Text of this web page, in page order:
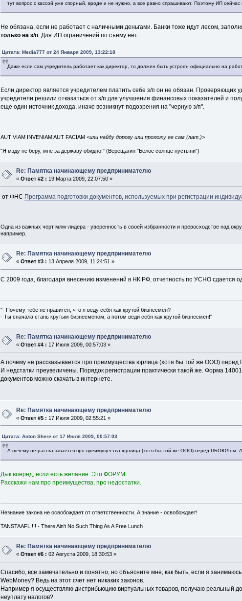
тут вопрос с кассой уже спорный, вроде и не нужно, а все равно спрашивают. Поэтому ИП
Не обязана, если не работает с наличными деньгами. Банки тоже идут лесом,
только на з/п. Для ИП ограничений по съему нет.
Цитата: Media777 от 24 Января 2009, 13:22:18
Даже если сам учредитель работает как директор, то должен быть устроен официально на
Если директор является учредителем платить себе з/п он не обязан. Проверяющих
учредители решили отказаться от з/п для улучшения финансовых показателей и
еще один источник дохода, иначе возникнут подозрения на "черную з/п".
AUT VIAM INVENIAM AUT FACIAM <или найду дорогу или проложу ее сам (лат.)>
"Я мзду не беру, мне за державу обидно." (Верещагин "Белое солнце пустыни")
Re: Памятка начинающему предпринимателю
«Ответ #2 : 19 Марта 2009, 22:07:50 »
от ФНС Программа подготовки документов, используемых при регистрации
Одна из важных черт млм-лидера - уверенность в своей избранности и превосходстве над
например.
Re: Памятка начинающему предпринимателю
«Ответ #3 : 13 Апреля 2009, 11:24:51 »
С 2009 года, благодаря внесению изменений в НК РФ, отчетность по УСНО сдается
"- Почему тебе не нравится, что я веду себя как крутой бизнесмен?
- Ты сначала стань крутым бизнесменом, а потом веди себя как крутой бизнесмен!"
Re: Памятка начинающему предпринимателю
«Ответ #4 : 17 Июля 2009, 00:57:03 »
А почему не рассказывается про преимущества юрлица (хотя бы той же ООО)
И недстатки преувеличены. Порядок регистрации практически такой же. Форма
документов можно скачать в интернете.
Re: Памятка начинающему предпринимателю
«Ответ #5 : 17 Июля 2009, 02:55:21 »
Цитата: Anton Shere от 17 Июля 2009, 00:57:03
А почему не рассказывается про преимущества юрлица (хотя бы той же ООО) перед ПБОЮЛом. А
Дык вперед, если есть желание. Это ФОРУМ.
Расскажи нам про преимущества, про недостатки.
Незнание закона не освобождает от ответственности. А знание - освобождает!
TANSTAAFL !!! - There Ain't No Such Thing As A Free Lunch
Re: Памятка начинающему предпринимателю
«Ответ #6 : 02 Августа 2009, 18:30:53 »
Спасибо, все замечательно и понятно, но объясните мне, как быть, если я
WebMoney? Ведь на этот счет нет никаких законов.
Например я осуществляю дистрибьюцию виртуальных товаров, получаю реальный
неуплату налогов?